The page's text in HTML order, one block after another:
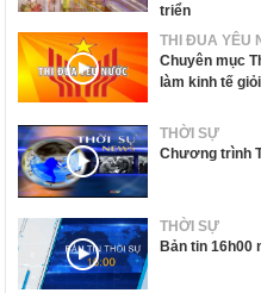
triển
THI ĐUA YÊU
Chuyên mục
làm kinh tế
THỜI SỰ
Chương trình
THỜI SỰ
Bản tin 16h00